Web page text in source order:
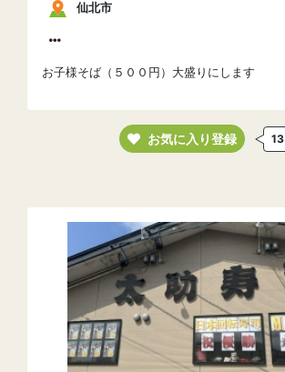
仙北市
お子様そば（５００円）大盛りにします
お気に入り登録 13